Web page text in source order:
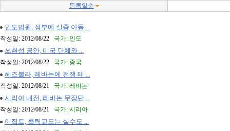
등록일순
인도법원, 정부에 실종 아동 ...
작성일: 2012/08/22 국가: 인도
쓰촨성 공안, 미국 단체와 ...
작성일: 2012/08/22 국가: 중국
헤즈볼라, 레바논에 전쟁 테 ...
작성일: 2012/08/21 국가: 레바논
시리아 내전, 레바논 무장단 ...
작성일: 2012/08/21 국가: 시리아
이집트, 콥틱교도는 실수도 ...